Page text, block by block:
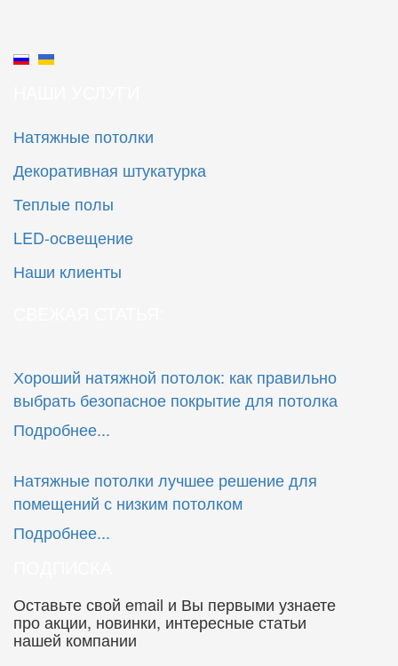
Натяжные потолки
Декоративная штукатурка
Теплые полы
LED-освещение
Наши клиенты
Хороший натяжной потолок: как правильно
выбрать безопасное покрытие для потолка
Подробнее...
Натяжные потолки лучшее решение для
помещений с низким потолком
Подробнее...
Оставьте свой email и Вы первыми узнаете
про акции, новинки, интересные статьи
нашей компании